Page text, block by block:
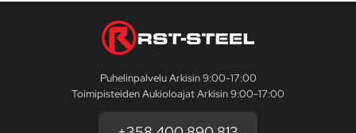
Puhelinpalvelu Arkisin 9:00-17:00
Toimipisteiden Aukioloajat Arkisin 9:00-17:00